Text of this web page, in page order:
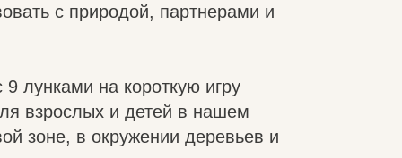
и детей в нашем
деревьев и